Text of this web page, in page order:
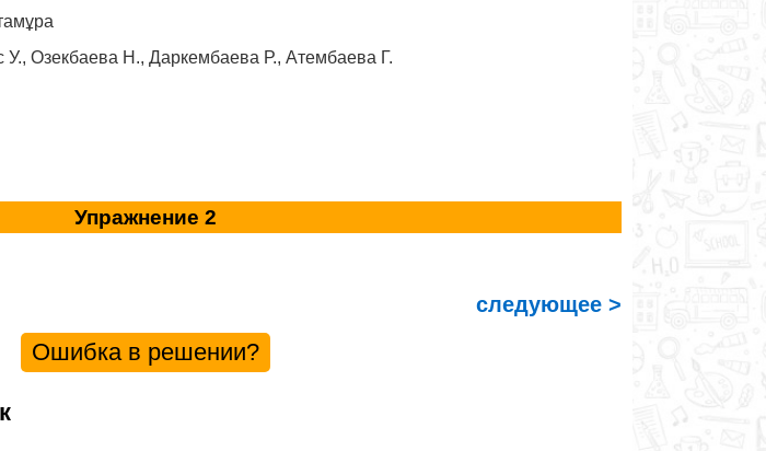
Озекбаева Н., Даркембаева Р., Атембаева Г.
Упражнение 2
следующее >
Ошибка в решении?